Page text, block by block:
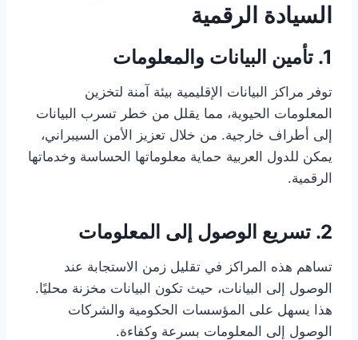
السيادة الرقمية
1. تأمين البيانات والمعلومات
توفر مراكز البيانات الإقليمية بيئة آمنة لتخزين
المعلومات الحيوية، مما يقلل من خطر تسرب البيانات
إلى أطراف خارجية. من خلال تعزيز الأمن السيبراني،
يمكن للدول العربية حماية معلوماتها الحساسة وخدماتها
الرقمية.
2. تسريع الوصول إلى المعلومات
تساهم هذه المراكز في تقليل زمن الاستجابة عند
الوصول إلى البيانات، حيث تكون البيانات مخزنة محليًا.
هذا يسهل على المؤسسات الحكومية والشركات
الوصول إلى المعلومات بسرعة وكفاءة.